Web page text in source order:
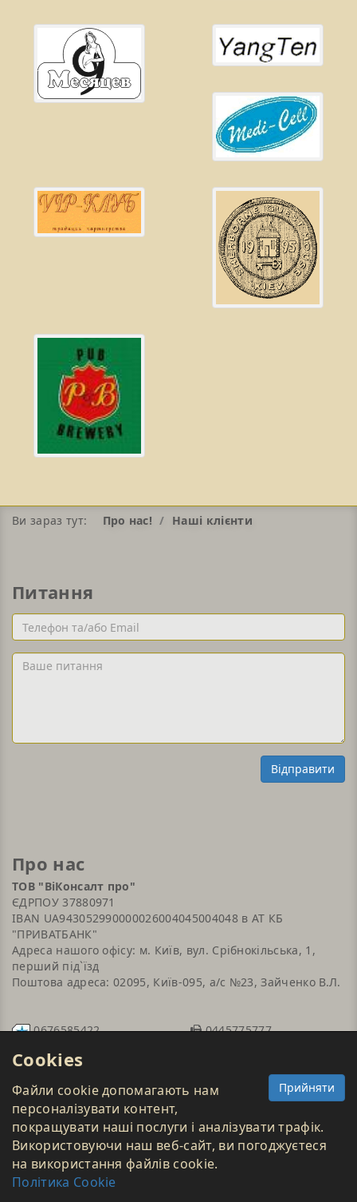
Ви зараз тут: Про нас! Наші клієнти
Питання
Телефон
та/
або
Email
Ваше
питання
Відправити
Про нас
ТОВ "ВіКонсалт про"
ЄДРПОУ 37880971
IBAN UA943052990000026004045004048 в АТ КБ
"ПРИВАТБАНК"
Адреса нашого офісу: м. Київ, вул. Срібнокільська, 1,
перший під`їзд
Поштова адреса: 02095, Київ-095, а/с №23, Зайченко В.Л.
0676585422
0639356758
0445775777
Cookies
Прийняти
Файли cookie допомагають нам
персоналізувати контент,
покращувати наші послуги і аналізувати трафік.
Використовуючи наш веб-сайт, ви погоджуєтеся
на використання файлів cookie.
Політика Cookie